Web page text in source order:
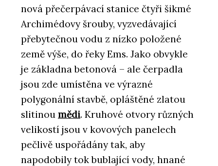
nová přečerpávací stanice čtyři šikmé
Archimédovy šrouby, vyzvedávající
přebytečnou vodu z nízko položené
země výše, do řeky Ems. Jako obvykle
je základna betonová – ale čerpadla
jsou zde umístěna ve výrazné
polygonální stavbě, opláštěné zlatou
slitinou mědi. Kruhové otvory různých
velikostí jsou v kovových panelech
pečlivě uspořádány tak, aby
napodobily tok bublající vody, hnané